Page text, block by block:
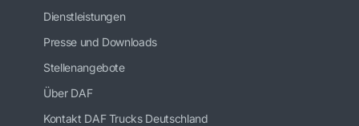
Dienstleistungen
Presse und Downloads
Stellenangebote
Über DAF
Kontakt DAF Trucks Deutschland